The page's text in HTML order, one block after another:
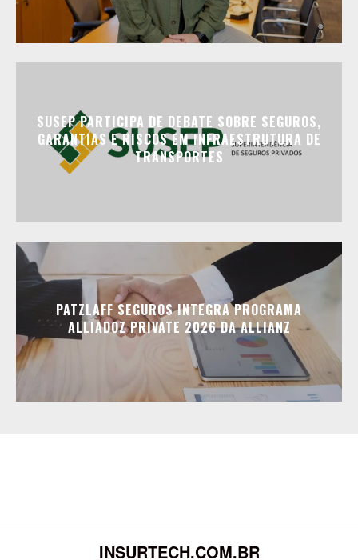
SUSEP PARTICIPA DE DEBATE SOBRE SEGUROS,
GARANTIAS E RISCOS EM INFRAESTRUTURA DE
TRANSPORTES
PATZLAFF SEGUROS INTEGRA PROGRAMA
ALLIADOZ PRIVATE 2026 DA ALLIANZ
INSURTECH.COM.BR